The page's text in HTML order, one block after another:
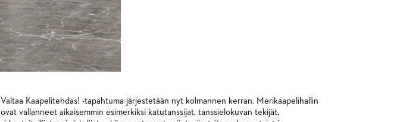
Valtaa Kaapelitehdas! -tapahtuma järjestetään nyt kolmannen kerran. Merikaapelihallin
ovat vallanneet aikaisemmin esimerkiksi katutanssijat, tanssielokuvan tekijät,